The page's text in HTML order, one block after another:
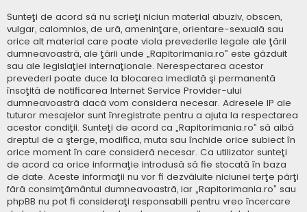
Sunteţi de acord să nu scrieţi niciun material abuziv, obscen,
vulgar, calomnios, de ură, ameninţare, orientare-sexuală sau
orice alt material care poate viola prevederile legale ale ţării
dumneavoastră, ale ţării unde „Rapitorimania.ro” este găzduit
sau ale legislaţiei internaţionale. Nerespectarea acestor
prevederi poate duce la blocarea imediată şi permanentă
însoţită de notificarea Internet Service Provider-ului
dumneavoastră dacă vom considera necesar. Adresele IP ale
tuturor mesajelor sunt înregistrate pentru a ajuta la respectarea
acestor condiţii. Sunteţi de acord ca „Rapitorimania.ro” să aibă
dreptul de a şterge, modifica, muta sau închide orice subiect în
orice moment în care consideră necesar. Ca utilizator sunteţi
de acord ca orice informaţie introdusă să fie stocată în baza
de date. Aceste informaţii nu vor fi dezvăluite niciunei terţe părţi
fără consimţământul dumneavoastră, iar „Rapitorimania.ro” sau
phpBB nu pot fi consideraţi responsabili pentru vreo încercare